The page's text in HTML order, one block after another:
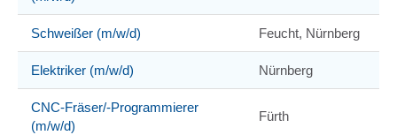
Schweißer (m/w/d) Feucht, Nürnberg
Elektriker (m/w/d) Nürnberg
CNC-Fräser/-Programmierer
(m/w/d)
Fürth